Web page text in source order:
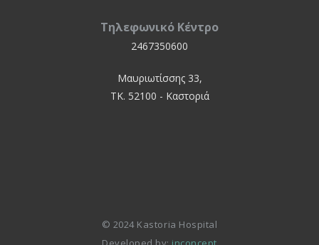
Τηλεφωνικό Κέντρο
2467350600
Μαυριωτίσσης 33,
ΤΚ. 52100 - Καστοριά
© 2024 Kastoria Hospital